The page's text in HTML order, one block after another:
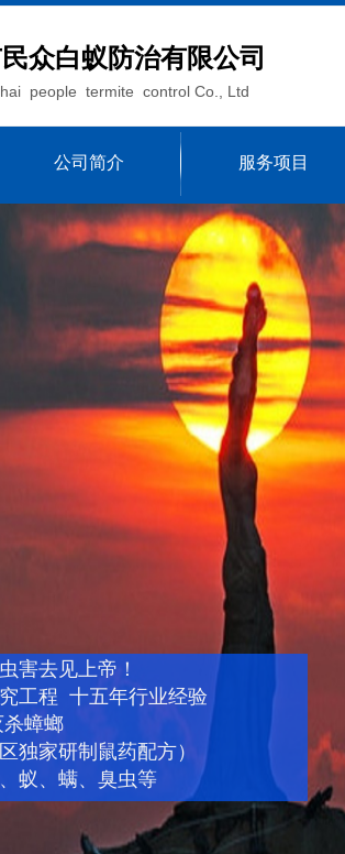
众白蚁防治有限公司
people termite control Co., Ltd
公司简介 服务项目
害去见上帝！
工程 十五年行业经验
蟑螂
独家研制鼠药配方）
蚁、螨、臭虫等